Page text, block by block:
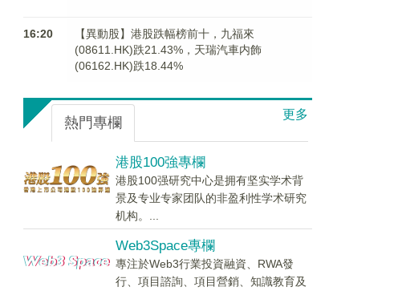
16:20
【異動股】港股跌幅榜前十，九福來
(08611.HK)跌21.43%，天瑞汽車内飾
(06162.HK)跌18.44%
更多
熱門專欄
港股100強專欄
港股100强研究中心是拥有坚实学术背
景及专业专家团队的非盈利性学术研究
机构。...
Web3Space專欄
專注於Web3行業投資融資、RWA發
行、項目諮詢、項目營銷、知識教育及